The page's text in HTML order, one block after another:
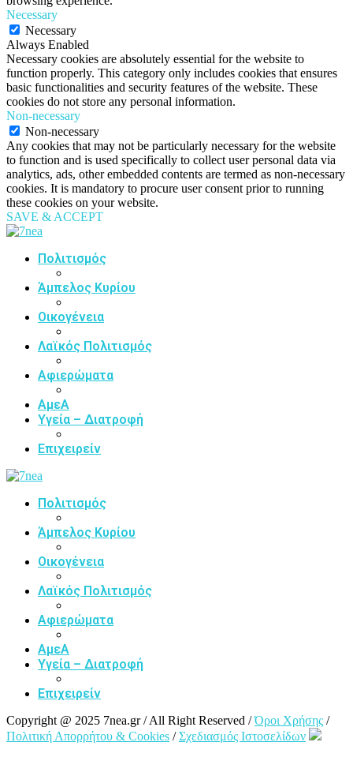
Necessary
Necessary
Always Enabled
Necessary cookies are absolutely essential for the website to
function properly. This category only includes cookies that ensures
basic functionalities and security features of the website. These
cookies do not store any personal information.
Non-necessary
Non-necessary
Any cookies that may not be particularly necessary for the website
to function and is used specifically to collect user personal data via
analytics, ads, other embedded contents are termed as non-necessary
cookies. It is mandatory to procure user consent prior to running
these cookies on your website.
SAVE & ACCEPT
Πολιτισμός
Άμπελος Κυρίου
Οικογένεια
Λαϊκός Πολιτισμός
Αφιερώματα
ΑμεΑ
Υγεία – Διατροφή
Επιχειρείν
Πολιτισμός
Άμπελος Κυρίου
Οικογένεια
Λαϊκός Πολιτισμός
Αφιερώματα
ΑμεΑ
Υγεία – Διατροφή
Επιχειρείν
Copyright @ 2025 7nea.gr / All Right Reserved /Όροι Χρήσης /
Πολιτική Απορρήτου & Cookies /Σχεδιασμός Ιστοσελίδων